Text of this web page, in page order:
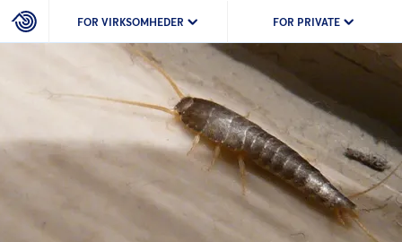
FOR VIRKSOMHEDER FOR PRIVATE